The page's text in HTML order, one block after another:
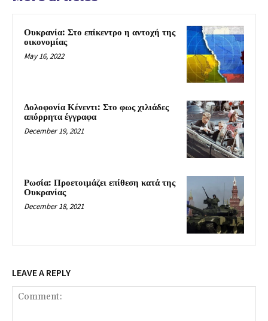
Ουκρανία: Στο επίκεντρο η αντοχή της
οικονομίας
May 16, 2022
Δολοφονία Κένεντι: Στο φως χιλιάδες
απόρρητα έγγραφα
December 19, 2021
Ρωσία: Προετοιμάζει επίθεση κατά της
Ουκρανίας
December 18, 2021
LEAVE A REPLY